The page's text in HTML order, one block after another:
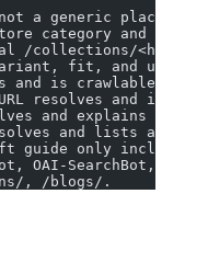
a generic
category and
/collections/<handle>
fit, and use-
and is crawlable.
resolves and is
and explains
and lists actual
guide only included
OAI-SearchBot,
, /blogs/.